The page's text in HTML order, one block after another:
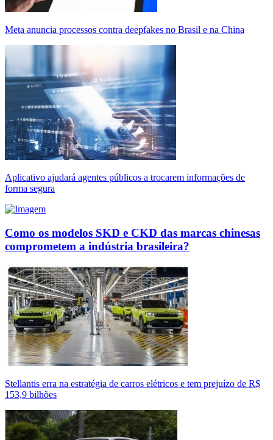
Meta anuncia processos contra deepfakes no Brasil e na China
Aplicativo ajudará agentes públicos a trocarem informações de
forma segura
Como os modelos SKD e CKD das marcas chinesas
comprometem a indústria brasileira?
Stellantis erra na estratégia de carros elétricos e tem prejuízo de R$
153,9 bilhões